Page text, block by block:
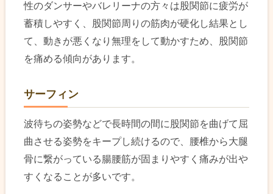
性のダンサーやバレリーナの方々は股関節に疲労が
蓄積しやすく、股関節周りの筋肉が硬化し結果とし
て、動きが悪くなり無理をして動かすため、股関節
を痛める傾向があります。
サーフィン
波待ちの姿勢などで長時間の間に股関節を曲げて屈
曲させる姿勢をキープし続けるので、腰椎から大腿
骨に繋がっている腸腰筋が固まりやすく痛みが出や
すくなることが多いです。